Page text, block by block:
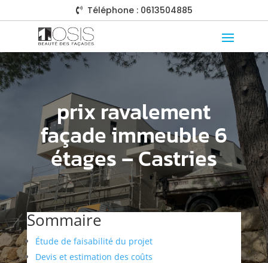
 Téléphone : 0613504885
prix ravalement
façade immeuble 6
étages – Castries
Sommaire
Étude de faisabilité du projet
Devis et estimation des coûts